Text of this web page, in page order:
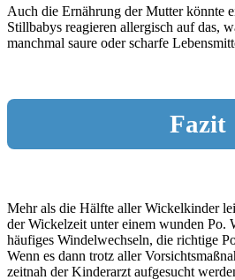
Auch die Ernährung der Mutter könnte
Stillbabys reagieren allergisch auf das,
manchmal saure oder scharfe
Fazit
Mehr als die Hälfte aller Wickelkinder
der Wickelzeit unter einem wunden Po.
häufiges Windelwechseln, die richtige
Wenn es dann trotz aller
zeitnah der Kinderarzt aufgesucht